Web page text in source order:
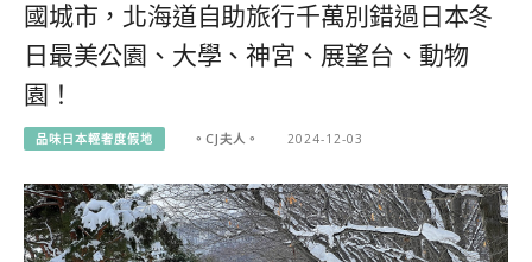
國城市，北海道自助旅行千萬別錯過日本冬
日最美公園、大學、神宮、展望台、動物
園！
品味日本輕奢度假地 。CJ夫人。 2024-12-03